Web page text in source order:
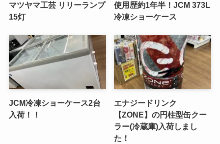
マツヤマ工芸 リリーランプ
15灯
使用歴約1年半！JCM 373L
冷凍ショーケース
JCM冷凍ショーケース2台
入荷！！
エナジードリンク
【ZONE】の円柱型缶クー
ラー(冷蔵庫)入荷しまし
た！